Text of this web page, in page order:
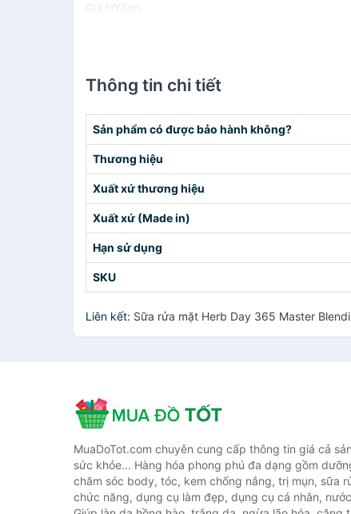
Giá HYSon
Thông tin chi tiết
Sản phẩm có được bảo hành không?
Thương hiệu
Xuất xứ thương hiệu
Xuất xứ (Made in)
Hạn sử dụng
SKU
Liên kết: Sữa rửa mặt Herb Day 365 Master
MuaDoTot.com chuyên cung cấp thông tin giá cả
sức khỏe... Hàng hóa phong phú đa dạng gồm
chăm sóc body, tóc, kem chống nắng, trị mụn, sữa
chức năng, dụng cụ làm đẹp, dụng cụ cá nhân,